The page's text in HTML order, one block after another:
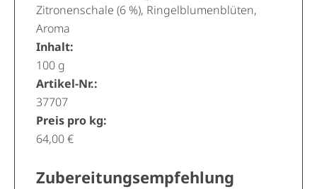
Zitronenschale (6 %), Ringelblumenblüten,
Aroma
Inhalt:
100 g
Artikel-Nr.:
37707
Preis pro kg:
64,00 €
Zubereitungsempfehlung